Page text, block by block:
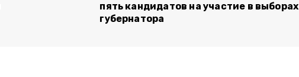
пять кандидатов на участие в выборах
губернатора